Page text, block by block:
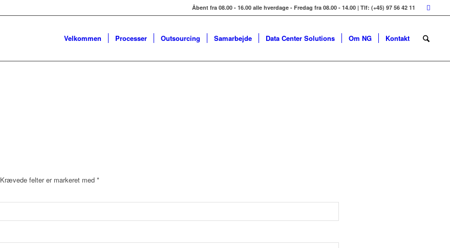
Åbent fra 08.00 - 16.00 alle hverdage - Fredag fra 08.00 - 14.00 | Tlf: (+45) 97 56 42 11
Velkommen Processer Outsourcing Samarbejde Data Center Solutions Om NG Kontakt
Krævede felter er markeret med *